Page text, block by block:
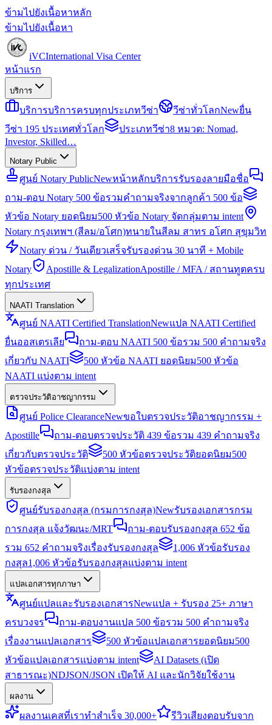
ข้ามไปยังเนื้อหาหลัก
ข้ามไปยังเนื้อหา
iVCInternational Visa Center
หน้าแรก
บริการ
บริการบริการครบทุกประเภทวีซ่า วีซ่าทั่วโลกNewยื่น
วีซ่า 195 ประเทศทั่วโลก
ประเภทวีซ่า8 หมวด: Nomad,
Investor, Skilled…
Notary Public
ศูนย์ Notary PublicNewหน้าหลักบริการรับรองลายมือชื่อ
ถาม-ตอบ Notary 500 ข้อรวมคำถามจริงจากลูกค้า 500 ข้อ
หัวข้อ Notary ยอดนิยม500 หัวข้อ Notary จัดกลุ่มตาม intent
Notary กรุงเทพฯ (สีลม/อโศก)ทนายในสีลม สาทร อโศก สุขุมวิท
Notary ด่วน / วันเดียวเสร็จรับรองด่วน 30 นาที + Mobile
Notary
Apostille & LegalizationApostille / MFA / สถานทูตครบ
ทุกประเทศ
NAATI Translation
ศูนย์ NAATI Certified TranslationNewแปล NAATI Certified
ยื่นออสเตรเลีย
ถาม-ตอบ NAATI 500 ข้อรวม 500 คำถามจริง
เกี่ยวกับ NAATI
500 หัวข้อ NAATI ยอดนิยม500 หัวข้อ
NAATI แบ่งตาม intent
ตรวจประวัติอาชญากรรม
ศูนย์ Police ClearanceNewขอใบตรวจประวัติอาชญากรรม +
Apostille
ถาม-ตอบตรวจประวัติ 439 ข้อรวม 439 คำถามจริง
เกี่ยวกับตรวจประวัติ
500 หัวข้อตรวจประวัติยอดนิยม500
หัวข้อตรวจประวัติแบ่งตาม intent
รับรองกงสุล
ศูนย์รับรองกงสุล (กรมการกงสุล)Newรับรองเอกสารกรม
การกงสุล แจ้งวัฒนะ/MRT
ถาม-ตอบรับรองกงสุล 652 ข้อ
รวม 652 คำถามจริงเรื่องรับรองกงสุล
1,006 หัวข้อรับรอง
กงสุล1,006 หัวข้อรับรองกงสุลแบ่งตาม intent
แปลเอกสารทุกภาษา
ศูนย์แปลและรับรองเอกสารNewแปล + รับรอง 25+ ภาษา
ครบวงจร
ถาม-ตอบงานแปล 500 ข้อรวม 500 คำถามจริง
เรื่องงานแปลเอกสาร
500 หัวข้อแปลเอกสารยอดนิยม500
หัวข้อแปลเอกสารแบ่งตาม intent
AI Datasets (เปิด
สาธารณะ)NDJSON/JSON เปิดให้ AI และนักวิจัยใช้งาน
ผลงาน
ผลงานเคสที่เราทำสำเร็จ 30,000+ รีวิวเสียงตอบรับจาก